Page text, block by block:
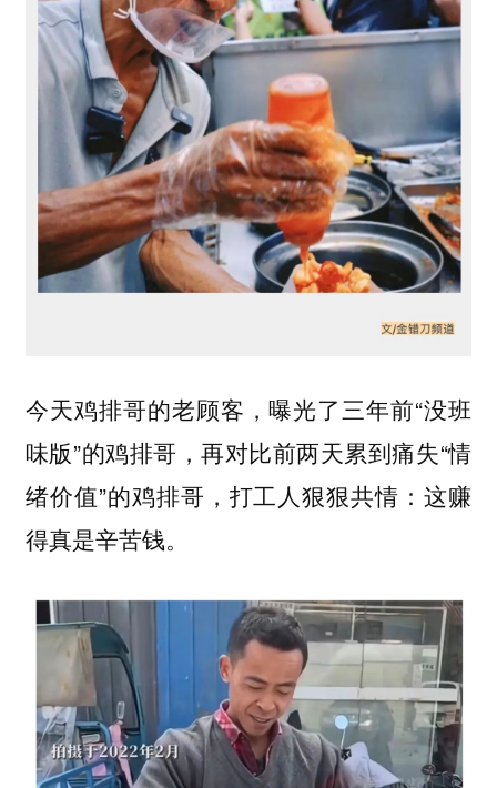
今天鸡排哥的老顾客，曝光了三年前“没班
味版”的鸡排哥，再对比前两天累到痛失“情
绪价值”的鸡排哥，打工人狠狠共情：这赚
得真是辛苦钱。